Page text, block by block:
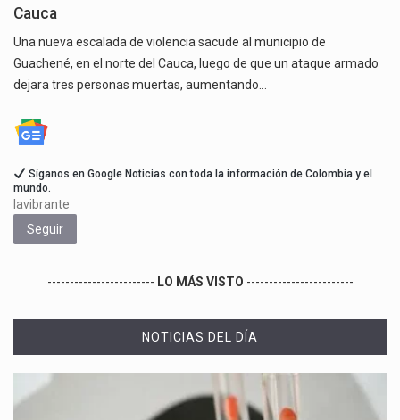
Cauca
Una nueva escalada de violencia sacude al municipio de
Guachené, en el norte del Cauca, luego de que un ataque armado
dejara tres personas muertas, aumentando…
Síganos en Google Noticias con toda la información de Colombia y el
mundo.
lavibrante
Seguir
------------------------ LO MÁS VISTO ------------------------
NOTICIAS DEL DÍA